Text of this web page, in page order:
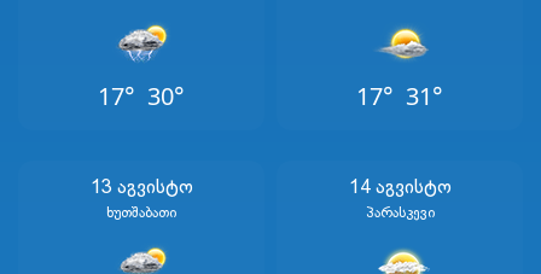
17° 30° 17° 31°
13 Აგვისტო
Ხუთშაბათი
14 Აგვისტო
Პარასკევი